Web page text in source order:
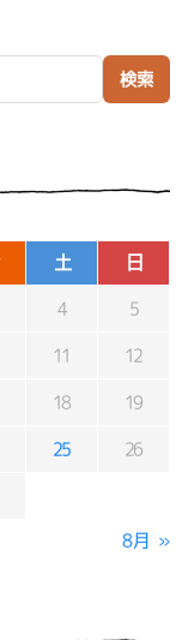
土 日
4 5
11 12
18 19
25 26
8月 »